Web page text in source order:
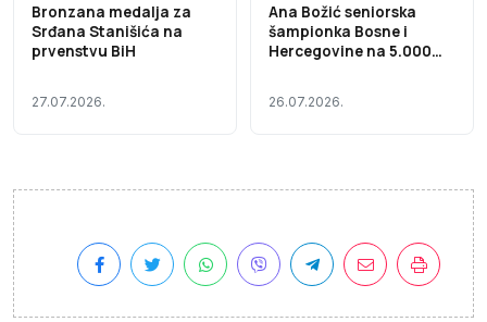
Bronzana medalja za
Srđana Stanišića na
prvenstvu BiH
27.07.2026.
Ana Božić seniorska
šampionka Bosne i
Hercegovine na 5.000
26.07.2026.